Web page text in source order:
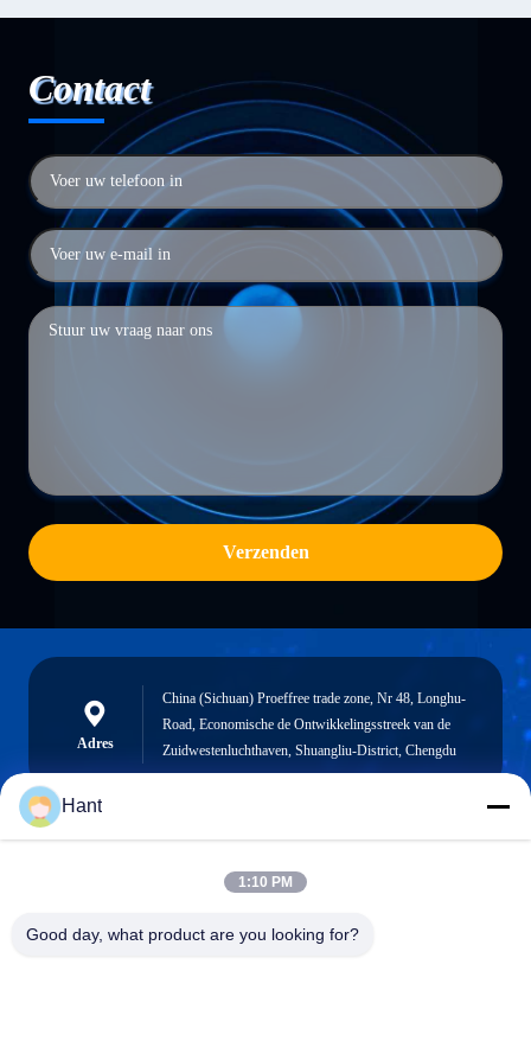
Contact
Verzenden
Adres
China (Sichuan) Proeffree trade zone, Nr 48, Longhu-
Road, Economische de Ontwikkelingsstreek van de
Zuidwestenluchthaven, Shuangliu-District, Chengdu
Sales03@chinafibercable.com
Hant
1:10 PM
Good day, what product are you looking for?